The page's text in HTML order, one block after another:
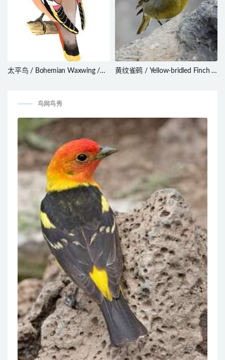
太平鸟 / Bohemian Waxwing /
黄纹雀鹀 / Yellow-bridled Finch /
鸟网鸟秀